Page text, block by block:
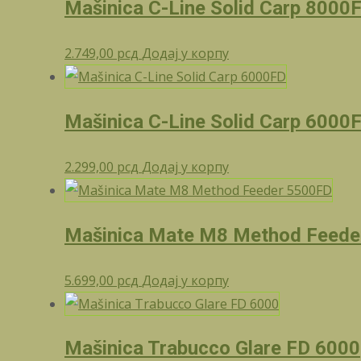
Mašinica C-Line Solid Carp
2.749,00 рсд Додај у корпу
Mašinica C-Line Solid Carp
2.299,00 рсд Додај у корпу
Mašinica Mate M8 Method
5.699,00 рсд Додај у корпу
Mašinica Trabucco Glare FD 6000